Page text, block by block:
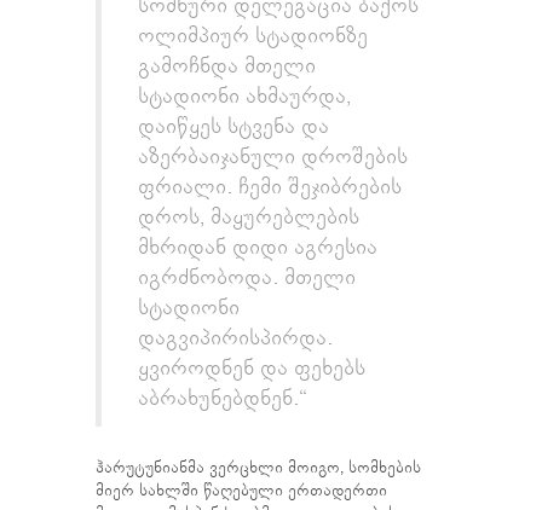
სომხური დელეგაცია ბაქოს
ოლიმპიურ სტადიონზე
გამოჩნდა მთელი
სტადიონი ახმაურდა,
დაიწყეს სტვენა და
აზერბაიჯანული დროშების
ფრიალი. ჩემი შეჯიბრების
დროს, მაყურებლების
მხრიდან დიდი აგრესია
იგრძნობოდა. მთელი
სტადიონი
დაგვიპირისპირდა.
ყვიროდნენ და ფეხებს
აბრახუნებდნენ.“
ჰარუტუნიანმა ვერცხლი მოიგო, სომხების
მიერ სახლში წაღებული ერთადერთი